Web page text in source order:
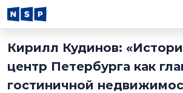
Кирилл Кудинов:
центр Петербурга как
гостиничной